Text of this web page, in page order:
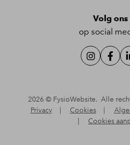
Volg ons
op social
2026 © FysioWebsite. Alle
Privacy
Cookies
Cookies